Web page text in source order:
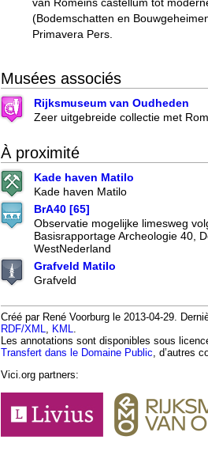
(Bodemschatten en
Primavera Pers.
Musées associés
Rijksmuseum van Oudheden
Zeer uitgebreide collectie met
À proximité
Kade haven Matilo
Kade haven Matilo
BrA40 [65]
Observatie mogelijke limesweg
Basisrapportage Archeologie 40,
WestNederland
Grafveld Matilo
Grafveld
Créé par René Voorburg le 2013-04-29.
RDF/XML
KML
Les annotations sont disponibles sous
Transfert dans le Domaine Public , d’autres
Vici.org partners: